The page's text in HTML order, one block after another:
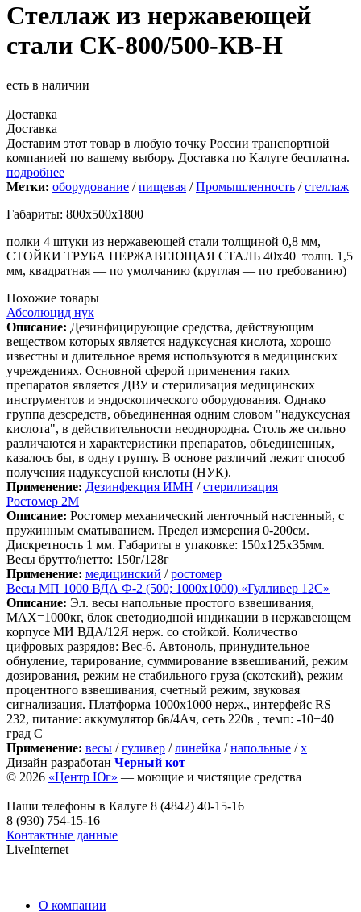
Стеллаж из нержавеющей
стали СК-800/500-КВ-Н
есть в наличии
Доставка
Доставка
Доставим этот товар в любую точку России транспортной
компанией по вашему выбору. Доставка по Калуге бесплатна.
подробнее
Метки: оборудование /пищевая /Промышленность /стеллаж
Габариты: 800х500х1800
полки 4 штуки из нержавеющей стали толщиной 0,8 мм,
СТОЙКИ ТРУБА НЕРЖАВЕЮЩАЯ СТАЛЬ 40х40 толщ. 1,5
мм, квадратная — по умолчанию (круглая — по требованию)
Похожие товары
Абсолюцид нук
Описание: Дезинфицирующие средства, действующим
веществом которых является надуксусная кислота, хорошо
известны и длительное время используются в медицинских
учреждениях. Основной сферой применения таких
препаратов является ДВУ и стерилизация медицинских
инструментов и эндоскопического оборудования. Однако
группа дезсредств, объединенная одним словом "надуксусная
кислота", в действительности неоднородна. Столь же сильно
различаются и характеристики препаратов, объединенных,
казалось бы, в одну группу. В основе различий лежит способ
получения надуксусной кислоты (НУК).
Применение: Дезинфекция ИМН /стерилизация
Ростомер 2М
Описание: Ростомер механический ленточный настенный, с
пружинным сматыванием. Предел измерения 0-200см.
Дискретность 1 мм. Габариты в упаковке: 150х125х35мм.
Весы брутто/нетто: 150г/128г
Применение: медицинский /ростомер
Весы МП 1000 ВДА Ф-2 (500; 1000х1000) «Гулливер 12С»
Описание: Эл. весы напольные простого взвешивания,
МАХ=1000кг, блок светодиодной индикации в нержавеющем
корпусе МИ ВДА/12Я нерж. со стойкой. Количество
цифровых разрядов: Вес-6. Автоноль, принудительное
обнуление, тарирование, суммирование взвешиваний, режим
дозирования, режим не стабильного груза (скотский), режим
процентного взвешивания, счетный режим, звуковая
сигнализация. Платформа 1000х1000 нерж., интерфейс RS
232, питание: аккумулятор 6в/4Ач, сеть 220в , темп: -10+40
град С
Применение: весы /гуливер /линейка /напольные /х
Дизайн разработан Черный кот
© 2026 «Центр Юг» — моющие и чистящие средства
Наши телефоны в Калуге 8 (4842) 40-15-16
8 (930) 754-15-16
Контактные данные
LiveInternet
О компании